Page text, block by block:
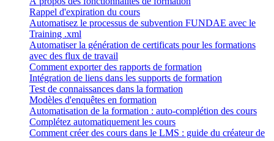
Rappel d'expiration du cours
Automatisez le processus de subvention FUNDAE avec le
Training .xml
Automatiser la génération de certificats pour les formations
avec des flux de travail
Comment exporter des rapports de formation
Intégration de liens dans les supports de formation
Test de connaissances dans la formation
Modèles d'enquêtes en formation
Automatisation de la formation : auto-complétion des cours
Complétez automatiquement les cours
Comment créer des cours dans le LMS : guide du créateur de